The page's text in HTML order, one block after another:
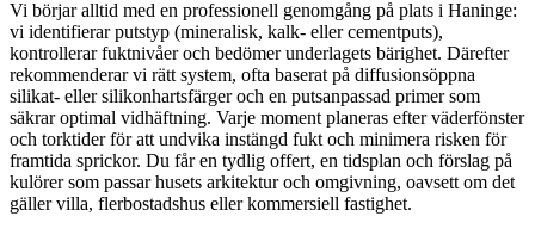
Vi börjar alltid med en professionell genomgång på plats i Haninge:
vi identifierar putstyp (mineralisk, kalk- eller cementputs),
kontrollerar fuktnivåer och bedömer underlagets bärighet. Därefter
rekommenderar vi rätt system, ofta baserat på diffusionsöppna
silikat- eller silikonhartsfärger och en putsanpassad primer som
säkrar optimal vidhäftning. Varje moment planeras efter väderfönster
och torktider för att undvika instängd fukt och minimera risken för
framtida sprickor. Du får en tydlig offert, en tidsplan och förslag på
kulörer som passar husets arkitektur och omgivning, oavsett om det
gäller villa, flerbostadshus eller kommersiell fastighet.